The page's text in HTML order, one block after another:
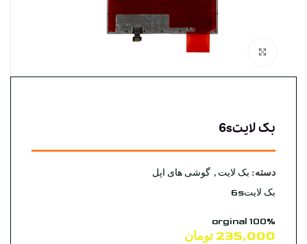
بزرگنمایی تصویر
بک لایت6s
دسته: بک لایت , گوشی های اپل
بک لایت6s
orginal 100%
235,000 تومان